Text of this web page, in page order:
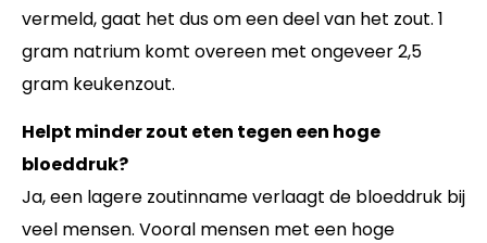
vermeld, gaat het dus om een deel van het zout. 1
gram natrium komt overeen met ongeveer 2,5
gram keukenzout.
Helpt minder zout eten tegen een hoge
bloeddruk?
Ja, een lagere zoutinname verlaagt de bloeddruk bij
veel mensen. Vooral mensen met een hoge